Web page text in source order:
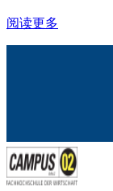
阅读更多